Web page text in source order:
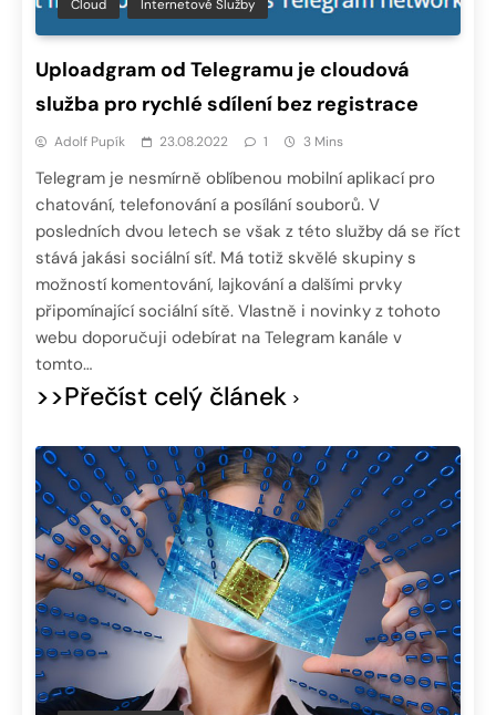
Cloud Internetové Služby
Uploadgram od Telegramu je cloudová
služba pro rychlé sdílení bez registrace
Adolf Pupík 23.08.2022 1 3 Mins
Telegram je nesmírně oblíbenou mobilní aplikací pro
chatování, telefonování a posílání souborů. V
posledních dvou letech se však z této služby dá se říct
stává jakási sociální síť. Má totiž skvělé skupiny s
možností komentování, lajkování a dalšími prvky
připomínající sociální sítě. Vlastně i novinky z tohoto
webu doporučuji odebírat na Telegram kanále v
tomto…
>>Přečíst celý článek